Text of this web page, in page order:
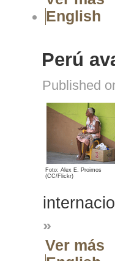
English
Perú
Published
Foto: Alex E. Proimos
(CC/Flickr)
»
Ver más